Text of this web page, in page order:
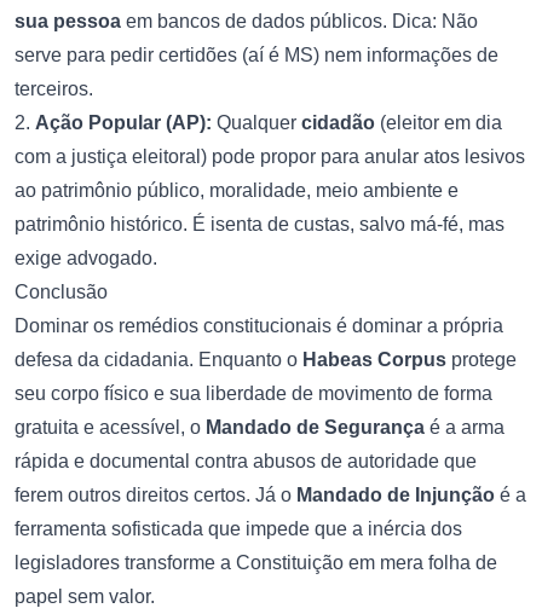
sua pessoa em bancos de dados públicos. Dica: Não
serve para pedir certidões (aí é MS) nem informações de
terceiros.
2. Ação Popular (AP): Qualquer cidadão (eleitor em dia
com a justiça eleitoral) pode propor para anular atos lesivos
ao patrimônio público, moralidade, meio ambiente e
patrimônio histórico. É isenta de custas, salvo má-fé, mas
exige advogado.
Conclusão
Dominar os remédios constitucionais é dominar a própria
defesa da cidadania. Enquanto o Habeas Corpus protege
seu corpo físico e sua liberdade de movimento de forma
gratuita e acessível, o Mandado de Segurança é a arma
rápida e documental contra abusos de autoridade que
ferem outros direitos certos. Já o Mandado de Injunção é a
ferramenta sofisticada que impede que a inércia dos
legisladores transforme a Constituição em mera folha de
papel sem valor.